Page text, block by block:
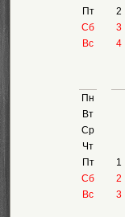
Пт
Сб
Вс
2
3
4
Пн
Вт
Ср
Чт
Пт
Сб
Вс
1
2
3